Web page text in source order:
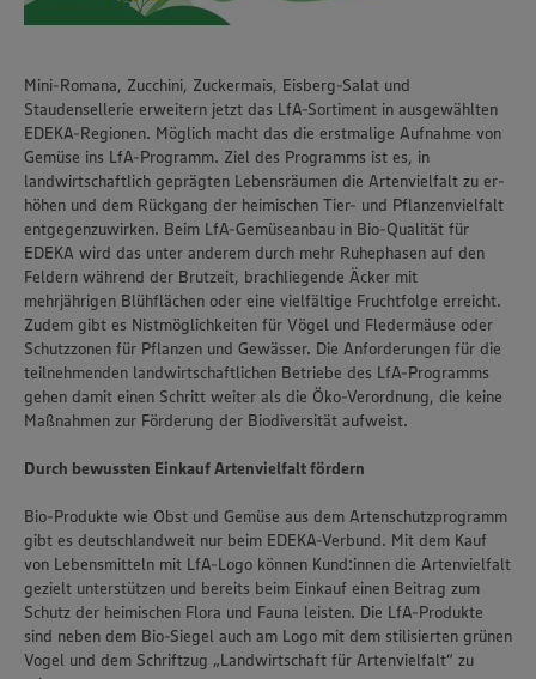
Wir setzen Cookies und andere Technologien ein, um Ihnen
ein bestmögliches Nutzungserlebnis unserer Website zu
ermöglichen. Wir verwenden Ihre Daten, um unsere
Website zu personalisieren und Ihnen möglichst relevante
Inhalte anzubieten. Ihre Einwilligung in die Nutzung von
Mini-Romana, Zucchini, Zuckermais, Eisberg-Salat und
Staudensellerie erweitern jetzt das LfA-Sortiment in ausgewählten
EDEKA-Regionen. Möglich macht das die erstmalige Aufnahme von
Gemüse ins LfA-Programm. Ziel des Pro­gramms ist es, in
landwirtschaftlich geprägten Lebensräumen die Artenvielfalt zu er­
höhen und dem Rückgang der heimischen Tier- und Pflanzenvielfalt
entgegen­zuwir­ken. Beim LfA-Gemüseanbau in Bio-Qua­lität für
EDEKA wird das unter anderem durch mehr Ruhe­phasen auf den
Feldern während der Brutzeit, brachliegende Äcker mit
mehrjährigen Blühflächen oder eine vielfältige Fruchtfolge erreicht.
Zudem gibt es Nist­möglichkeiten für Vögel und Fledermäuse oder
Schutzzonen für Pflanzen und Gewässer. Die Anfor­derungen für die
teil­nehmenden landwirtschaftlichen Betriebe des LfA-Programms
ge­hen damit einen Schritt weiter als die Öko-Verordnung, die keine
Maßnahmen zur Förderung der Bio­diversität aufweist.
Durch bewussten Einkauf Artenvielfalt fördern
Bio-Produkte wie Obst und Gemüse aus dem Artenschutzprogramm
gibt es deutschlandweit nur beim EDEKA-Verbund. Mit dem Kauf
von Lebensmitteln mit LfA-Logo können Kund:innen die Artenvielfalt
gezielt unterstützen und bereits beim Einkauf einen Beitrag zum
Schutz der heimischen Flora und Fauna leisten. Die LfA-Produkte
sind neben dem Bio-Siegel auch am Logo mit dem stilisierten grünen
Vogel und dem Schriftzug „Landwirtschaft für Artenvielfalt“ zu